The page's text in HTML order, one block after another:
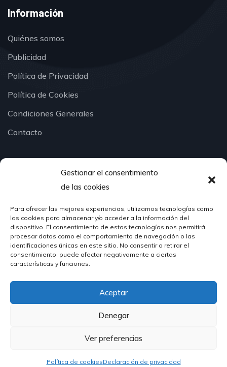
Gestionar el consentimiento
de las cookies
Para ofrecer las mejores experiencias, utilizamos tecnologías como
las cookies para almacenar y/o acceder a la información del
dispositivo. El consentimiento de estas tecnologías nos permitirá
procesar datos como el comportamiento de navegación o las
identificaciones únicas en este sitio. No consentir o retirar el
consentimiento, puede afectar negativamente a ciertas
características y funciones.
Aceptar
Denegar
Ver preferencias
Política de cookiesDeclaración de privacidad
Información
Quiénes somos
Publicidad
Política de Privacidad
Política de Cookies
Condiciones Generales
Contacto
¿Hablamos?
624 51 12 10
info@hosteleriasantander.com
© 2026 Hostelería Santander | Powered byDIGIDISA